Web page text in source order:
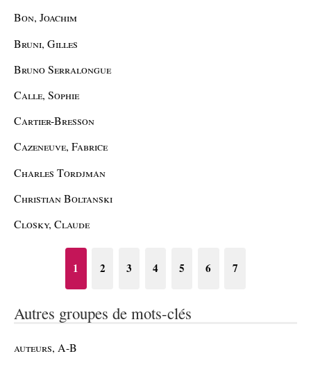
Bon, Joachim
Bruni, Gilles
Bruno Serralongue
Calle, Sophie
Cartier-Bresson
Cazeneuve, Fabrice
Charles Tordjman
Christian Boltanski
Closky, Claude
1 2 3 4 5 6 7
Autres groupes de mots-clés
auteurs, A-B